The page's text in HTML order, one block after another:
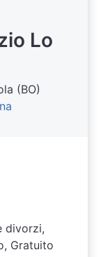
Lo
(BO)
divorzi,
Gratuito